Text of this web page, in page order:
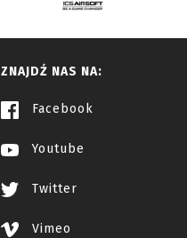
ZNAJDŹ NAS NA:
Facebook
Youtube
Twitter
Vimeo